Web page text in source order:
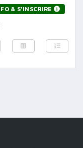
& S'INSCRIRE